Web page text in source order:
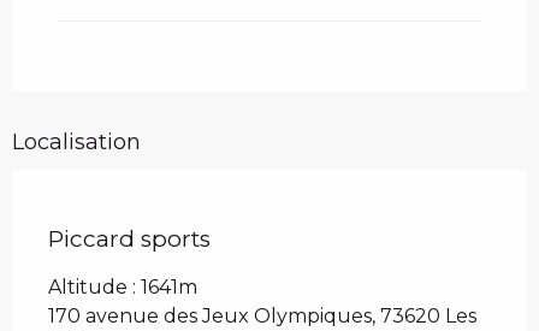
Localisation
Piccard sports
Altitude : 1641m
170 avenue des Jeux Olympiques, 73620 Les